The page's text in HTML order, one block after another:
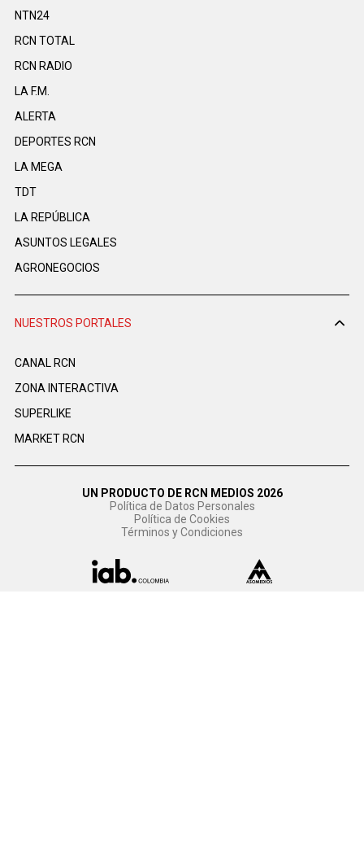
NTN24
RCN TOTAL
RCN RADIO
LA F.M.
ALERTA
DEPORTES RCN
LA MEGA
TDT
LA REPÚBLICA
ASUNTOS LEGALES
AGRONEGOCIOS
NUESTROS PORTALES
CANAL RCN
ZONA INTERACTIVA
SUPERLIKE
MARKET RCN
UN PRODUCTO DE RCN MEDIOS 2026
Política de Datos Personales
Política de Cookies
Términos y Condiciones